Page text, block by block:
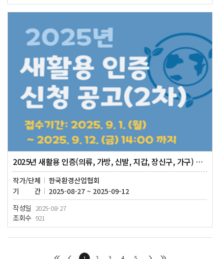
2025년 새활용 인증(의류, 가방, 신발, 지갑, 장신구, 가구) 신청 공고(2차)
작가/단체
한국환경산업협회
기간
2025-08-27 ~ 2025-09-12
작성일 2025-08-27
조회수 921
2 3 4 5